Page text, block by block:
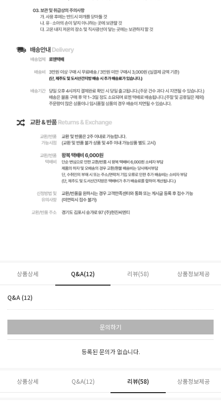
상품상세 Q&A(12) 리뷰(58) 상품정보제공
Q&A (12)
문의하기
등록된 문의가 없습니다.
상품상세 Q&A(12) 리뷰(58) 상품정보제공